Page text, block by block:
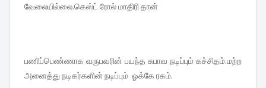
வேலையில்லை.கெஸ்ட் ரோல் மாதிரி தான்
பணிப்பெண்ணாக வருபவரின் பயந்த சுபாவ நடிப்பும் கச்சிதம்.மற்ற
அனைத்து நடிகர்களின் நடிப்பும் ஓக்கே ரகம்.